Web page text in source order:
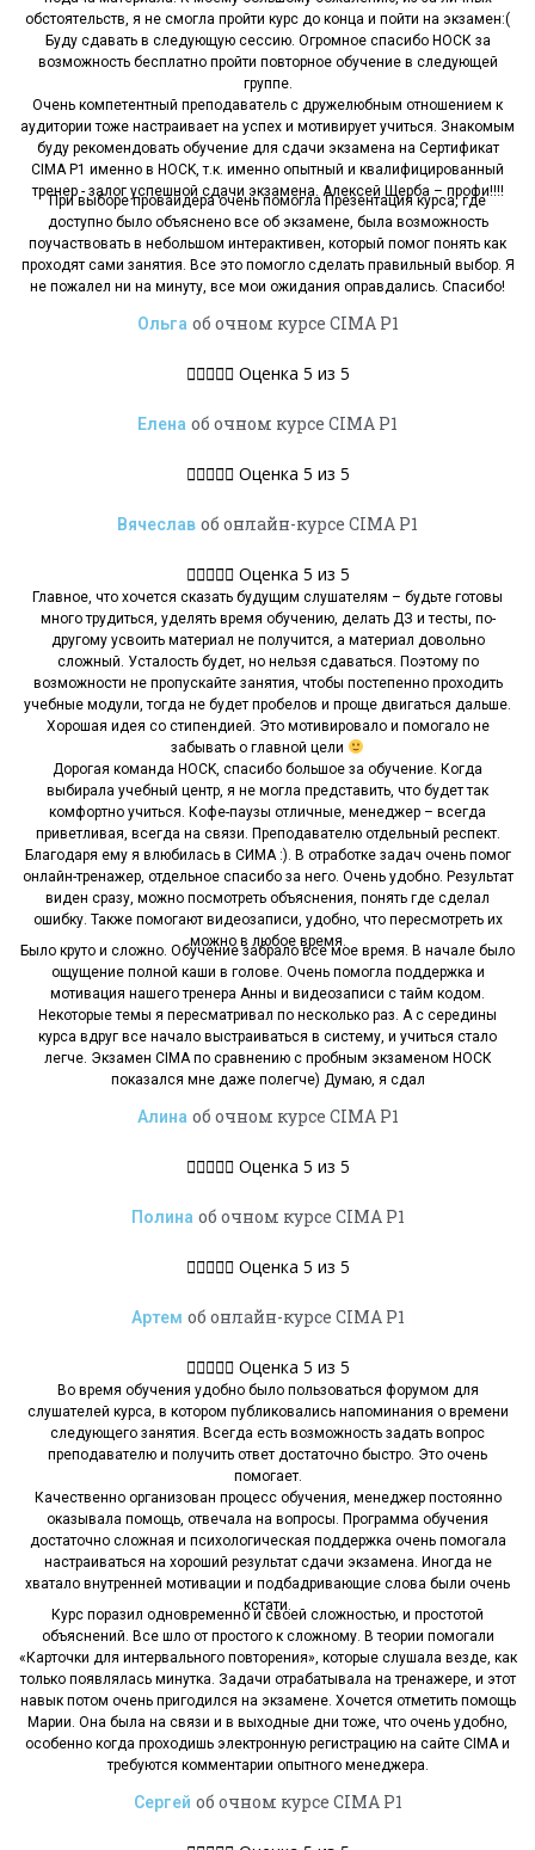
обстоятельств, я не смогла пройти курс до конца и пойти на экзамен:(
Буду сдавать в следующую сессию. Огромное спасибо НОСК за
возможность бесплатно пройти повторное обучение в следующей
группе.
Очень компетентный преподаватель с дружелюбным отношением к
аудитории тоже настраивает на успех и мотивирует учиться. Знакомым
буду рекомендовать обучение для сдачи экзамена на Сертификат
CIMA P1 именно в HOCK, т.к. именно опытный и квалифицированный
тренер - залог успешной сдачи экзамена. Алексей Щерба – профи!!!!
При выборе провайдера очень помогла Презентация курса, где
доступно было объяснено все об экзамене, была возможность
поучаствовать в небольшом интерактивен, который помог понять как
проходят сами занятия. Все это помогло сделать правильный выбор. Я
не пожалел ни на минуту, все мои ожидания оправдались. Спасибо!
Ольга об очном курсе CIMA P1
 Оценка 5 из 5
Елена об очном курсе CIMA P1
 Оценка 5 из 5
Вячеслав об онлайн-курсе CIMA P1
 Оценка 5 из 5
Главное, что хочется сказать будущим слушателям – будьте готовы
много трудиться, уделять время обучению, делать ДЗ и тесты, по-
другому усвоить материал не получится, а материал довольно
сложный. Усталость будет, но нельзя сдаваться. Поэтому по
возможности не пропускайте занятия, чтобы постепенно проходить
учебные модули, тогда не будет пробелов и проще двигаться дальше.
Хорошая идея со стипендией. Это мотивировало и помогало не
забывать о главной цели
Дорогая команда HOCK, спасибо большое за обучение. Когда
выбирала учебный центр, я не могла представить, что будет так
комфортно учиться. Кофе-паузы отличные, менеджер – всегда
приветливая, всегда на связи. Преподавателю отдельный респект.
Благодаря ему я влюбилась в СИМА :). В отработке задач очень помог
онлайн-тренажер, отдельное спасибо за него. Очень удобно. Результат
виден сразу, можно посмотреть объяснения, понять где сделал
ошибку. Также помогают видеозаписи, удобно, что пересмотреть их
можно в любое время.
Было круто и сложно. Обучение забрало все мое время. В начале было
ощущение полной каши в голове. Очень помогла поддержка и
мотивация нашего тренера Анны и видеозаписи с тайм кодом.
Некоторые темы я пересматривал по несколько раз. А с середины
курса вдруг все начало выстраиваться в систему, и учиться стало
легче. Экзамен CIMA по сравнению с пробным экзаменом НОСК
показался мне даже полегче) Думаю, я сдал
Алина об очном курсе CIMA P1
 Оценка 5 из 5
Полина об очном курсе CIMA P1
 Оценка 5 из 5
Артем об онлайн-курсе CIMA P1
 Оценка 5 из 5
Во время обучения удобно было пользоваться форумом для
слушателей курса, в котором публиковались напоминания о времени
следующего занятия. Всегда есть возможность задать вопрос
преподавателю и получить ответ достаточно быстро. Это очень
помогает.
Качественно организован процесс обучения, менеджер постоянно
оказывала помощь, отвечала на вопросы. Программа обучения
достаточно сложная и психологическая поддержка очень помогала
настраиваться на хороший результат сдачи экзамена. Иногда не
хватало внутренней мотивации и подбадривающие слова были очень
кстати.
Курс поразил одновременно и своей сложностью, и простотой
объяснений. Все шло от простого к сложному. В теории помогали
«Карточки для интервального повторения», которые слушала везде, как
только появлялась минутка. Задачи отрабатывала на тренажере, и этот
навык потом очень пригодился на экзамене. Хочется отметить помощь
Марии. Она была на связи и в выходные дни тоже, что очень удобно,
особенно когда проходишь электронную регистрацию на сайте CIMA и
требуются комментарии опытного менеджера.
Сергей об очном курсе CIMA P1